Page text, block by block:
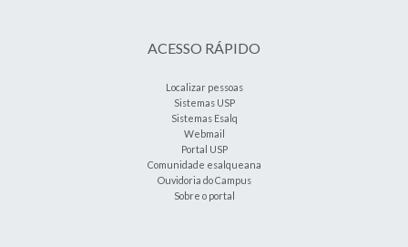
ACESSO RÁPIDO
Localizar pessoas
Sistemas USP
Sistemas Esalq
Webmail
Portal USP
Comunidade esalqueana
Ouvidoria do Campus
Sobre o portal